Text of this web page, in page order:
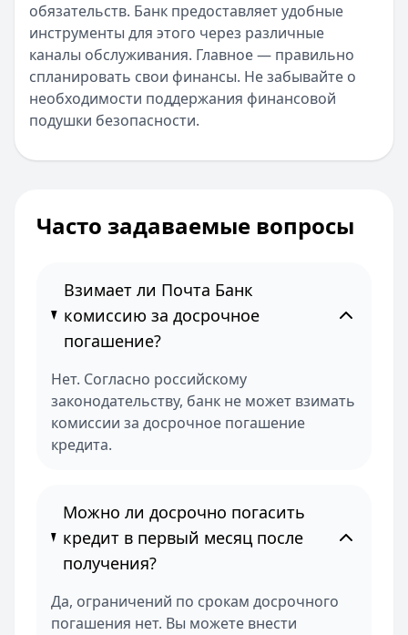
обязательств. Банк предоставляет удобные
инструменты для этого через различные
каналы обслуживания. Главное — правильно
спланировать свои финансы. Не забывайте о
необходимости поддержания финансовой
подушки безопасности.
Часто задаваемые вопросы
Взимает ли Почта Банк
комиссию за досрочное
погашение?
Нет. Согласно российскому
законодательству, банк не может взимать
комиссии за досрочное погашение
кредита.
Можно ли досрочно погасить
кредит в первый месяц после
получения?
Да, ограничений по срокам досрочного
погашения нет. Вы можете внести